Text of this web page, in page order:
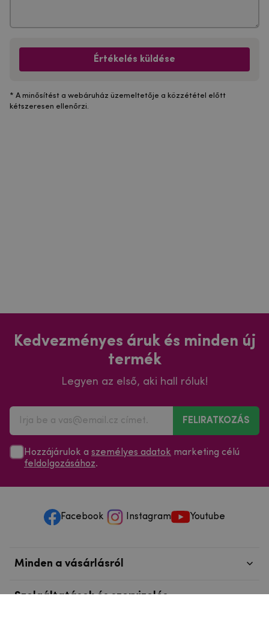
Értékelés küldése
* A minősítést a webáruház üzemeltetője a közzététel előtt
kétszeresen ellenőrzi.
Kedvezményes áruk és minden új
termék
Legyen az első, aki hall róluk!
FELIRATKOZÁS
Hozzájárulok a személyes adatok marketing célú
feldolgozásához.
Facebook Instagram Youtube
Minden a vásárlásról
Szolgáltatások és szervizelés